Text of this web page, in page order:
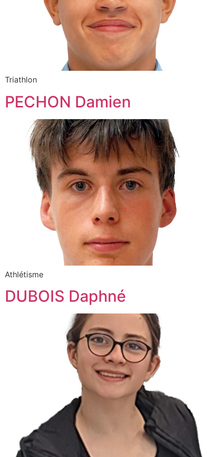
Triathlon
PECHON Damien
Athlétisme
DUBOIS Daphné